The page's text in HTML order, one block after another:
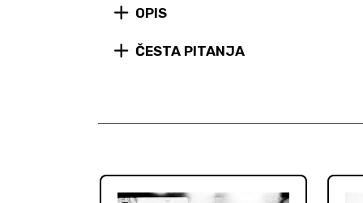
OPIS
ČESTA PITANJA